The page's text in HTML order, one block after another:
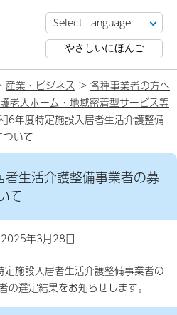
やさしいにほんご
産業・ビジネス > 各種事業者の方へ
老人ホーム・地域密着型サービス等
6年度特定施設入居者生活介護整備
いて
生活介護整備事業者の募
て
年3月28日
施設入居者生活介護整備事業者の
選定結果をお知らせします。